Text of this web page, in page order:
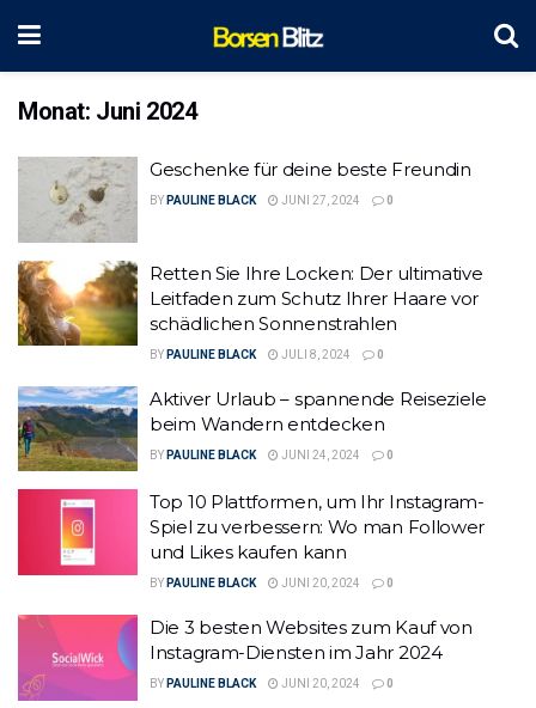
Monat: Juni 2024
Geschenke für deine beste Freundin
BY PAULINE BLACK JUNI 27, 2024 0
Retten Sie Ihre Locken: Der ultimative
Leitfaden zum Schutz Ihrer Haare vor
schädlichen Sonnenstrahlen
BY PAULINE BLACK JULI 8, 2024 0
Aktiver Urlaub – spannende Reiseziele
beim Wandern entdecken
BY PAULINE BLACK JUNI 24, 2024 0
Top 10 Plattformen, um Ihr Instagram-
Spiel zu verbessern: Wo man Follower
und Likes kaufen kann
BY PAULINE BLACK JUNI 20, 2024 0
Die 3 besten Websites zum Kauf von
Instagram-Diensten im Jahr 2024
BY PAULINE BLACK JUNI 20, 2024 0